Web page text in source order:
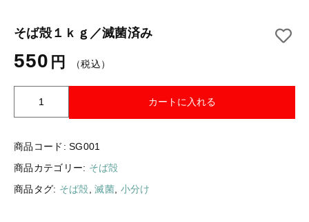
そば殻１ｋｇ／滅菌済み
550 円 （税込）
ば
１
ｇ
／
カートに入れる
商品コード:SG001
商品カテゴリー: そば殻
商品タグ: そば殻,滅菌, 小分け
お知らせ
ブログ
お問い合わせ